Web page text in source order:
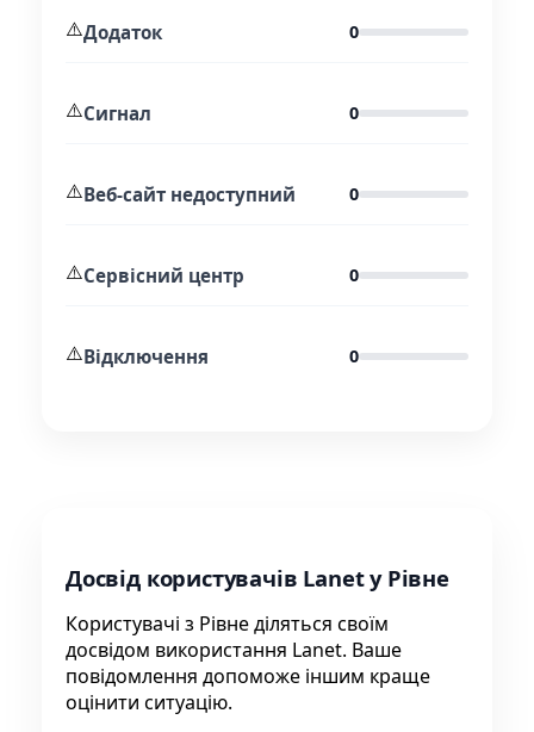
⚠️Додаток 0
⚠️Сигнал 0
⚠️Веб-сайт недоступний 0
⚠️Сервісний центр 0
⚠️Відключення 0
Досвід користувачів Lanet у Рівне
Користувачі з Рівне діляться своїм
досвідом використання Lanet. Ваше
повідомлення допоможе іншим краще
оцінити ситуацію.